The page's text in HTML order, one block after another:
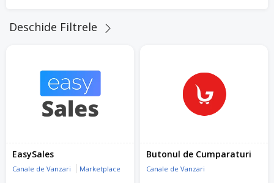
Deschide Filtrele
EasySales
Canale de Vanzari Marketplace
Butonul de Cumparaturi
Canale de Vanzari